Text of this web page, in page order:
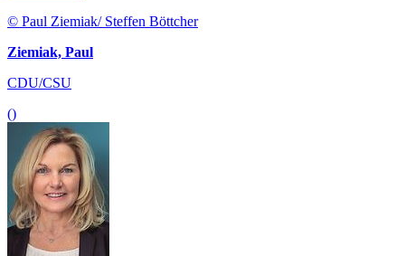
© Paul Ziemiak/ Steffen Böttcher
Ziemiak, Paul
CDU/CSU
()